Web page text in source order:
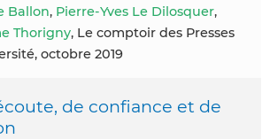
Ballon, Pierre-Yves Le Dilosquer,
Thorigny, Le comptoir des Presses
octobre 2019
de confiance et de